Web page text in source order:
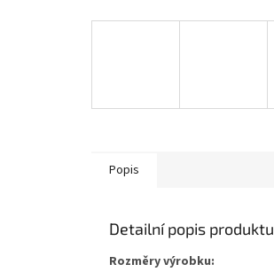
Popis
Detailní popis produktu
Rozměry výrobku: